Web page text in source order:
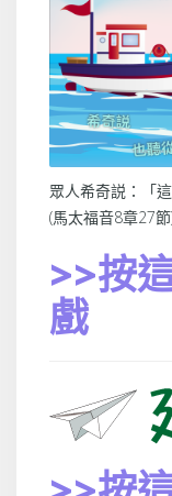
眾人希奇説：「
(馬太福音8章27
>>按
戲